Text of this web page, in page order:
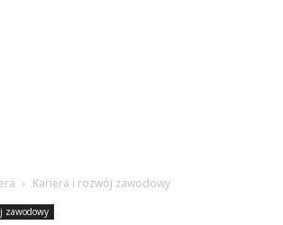
Kariera i rozwój zawodowy
zawodowy